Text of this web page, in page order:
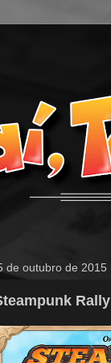
de outubro de 2015
Rally